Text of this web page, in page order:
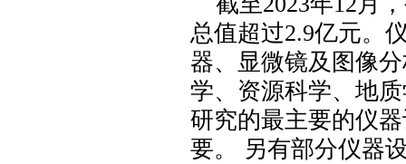
总值超过2.9亿元。
器、显微镜及图像
学、资源科学、地
研究的最主要的仪
要。
另有部分仪器